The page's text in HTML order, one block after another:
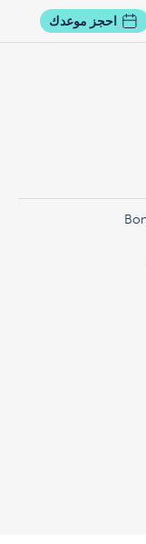
احجز موعدك